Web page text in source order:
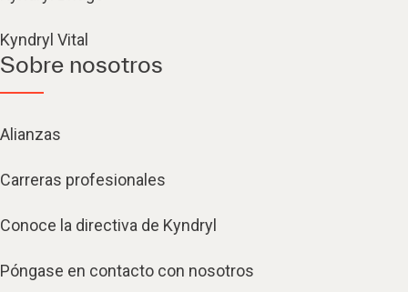
Kyndryl Vital
Sobre nosotros
Alianzas
Carreras profesionales
Conoce la directiva de Kyndryl
Póngase en contacto con nosotros